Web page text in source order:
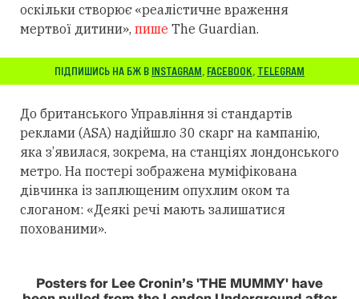
оскільки створює «реалістичне враження
мертвої дитини», пише The Guardian.
ПІДПИШИСЬ НА БЖ В INSTAGRAM, FACEBOOK, TELEGRAM
До британського Управління зі стандартів
реклами (ASA) надійшло 30 скарг на кампанію,
яка з’явилася, зокрема, на станціях лондонського
метро. На постері зображена муміфікована
дівчинка із заплющеним опухлим оком та
слоганом: «Деякі речі мають залишатися
похованими».
Posters for Lee Cronin’s 'THE MUMMY' have